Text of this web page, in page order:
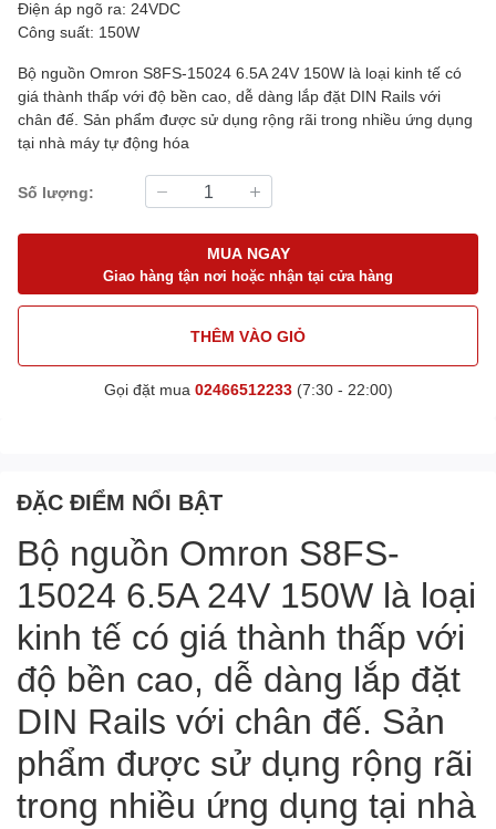
Điện áp ngõ ra: 24VDC
Công suất: 150W
Bộ nguồn Omron S8FS-15024 6.5A 24V 150W là loại kinh tế có
giá thành thấp với độ bền cao, dễ dàng lắp đặt DIN Rails với
chân đế. Sản phẩm được sử dụng rộng rãi trong nhiều ứng dụng
tại nhà máy tự động hóa
Số lượng:
MUA NGAY
Giao hàng tận nơi hoặc nhận tại cửa hàng
THÊM VÀO GIỎ
Gọi đặt mua 02466512233(7:30 - 22:00)
ĐẶC ĐIỂM NỔI BẬT
Bộ nguồn Omron S8FS-
15024 6.5A 24V 150W là loại
kinh tế có giá thành thấp với
độ bền cao, dễ dàng lắp đặt
DIN Rails với chân đế. Sản
phẩm được sử dụng rộng rãi
trong nhiều ứng dụng tại nhà